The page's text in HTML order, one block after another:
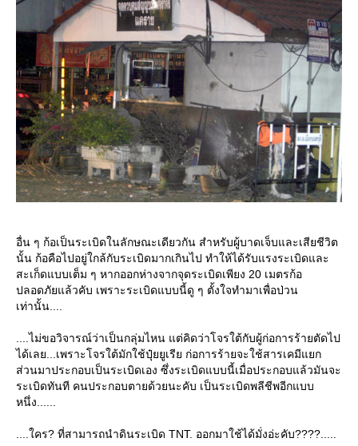
อื่น ๆ ก้อเป็นระเบิดในลักษณะเดียวกัน สำหรับผู้บาดเจ็บและเสียชีวิต
นั้น ก้อคือไปอยู่ใกล้กับระเบิดมากเกินไป ทำให้ได้รับแรงระเบิดและ
สะเก็ดแบบเต็ม ๆ หากออกห่างจากจุดระเบิดเพียง 20 เมตรก้อ
ปลอดภัยแล้วคับ เพราะระเบิดแบบนี้ดู ๆ ตั้งใจทำมาเพื่อป่วน
เท่านั้น....
....ไม่ขอวิจารณ์ว่าเป็นกลุ่มไหน แต่คิดว่าโจรใต้กับผู้ก่อการร้ายตัดไป
ได้เลย...เพราะโจรใต้มักใช้ปุ๋ยยูเรีย ก่อการร้ายจะใช้สารเคมีแยก
ส่วนมาประกอบเป็นระเบิดเอง ซึ่งระเบิดแบบนี้เมื่อประกอบแล้วมันจะ
ระเบิดทันที คนประกอบตายด้วยนะคับ เป็นระเบิดพลีชีพอีกแบบ
หนึ่ง......
....ใคร? ที่สามารถนำดินระเบิด TNT. ออกมาใช้ได้มั่งอ่ะคับ????.....